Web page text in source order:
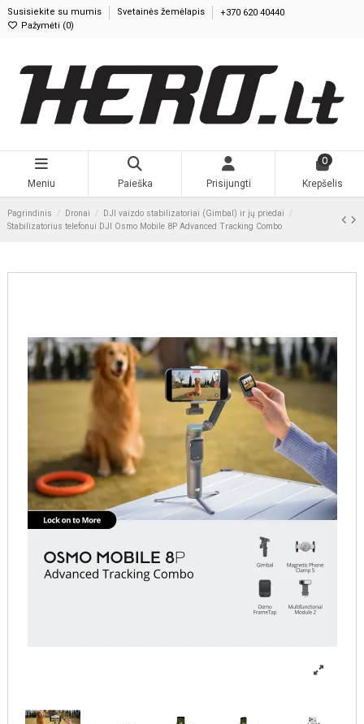
Susisiekite su mumis Svetainės žemėlapis
+370 620 40440
Pažymėti (0)
Meniu Paieška Prisijungti
0
Krepšelis
Pagrindinis Dronai
DJI vaizdo stabilizatoriai (Gimbal) ir jų priedai
Stabilizatorius telefonui DJI Osmo Mobile 8P Advanced Tracking Combo